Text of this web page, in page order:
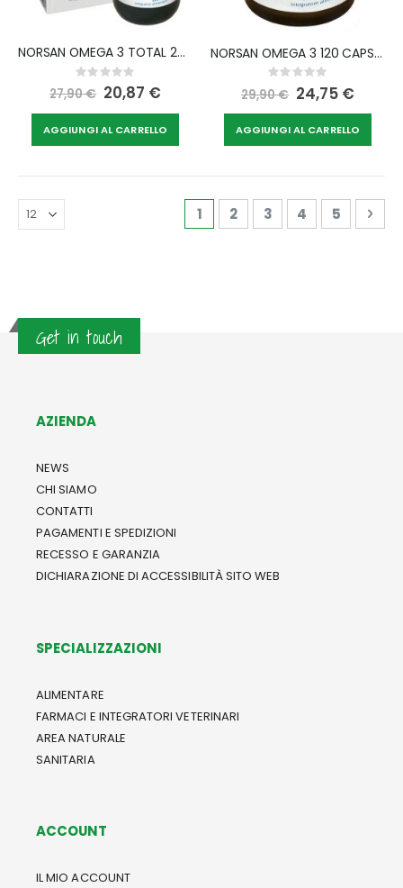
NORSAN OMEGA 3 TOTAL 200 ML GUSTO LIMONE
Rating:
0%
27,90 € Special
Price
20,87 €
AGGIUNGI AL CARRELLO
NORSAN OMEGA 3 120 CAPSULE
Rating:
0%
29,90 € Special
Price
24,75 €
AGGIUNGI AL CARRELLO
Pagina
Attualmente stai leggendo
1 Pagina
2 Pagina
3 Pagina
4 Pagina
5
Get in touch
AZIENDA
NEWS
CHI SIAMO
CONTATTI
PAGAMENTI E SPEDIZIONI
RECESSO E GARANZIA
DICHIARAZIONE DI ACCESSIBILITÀ SITO WEB
SPECIALIZZAZIONI
ALIMENTARE
FARMACI E INTEGRATORI VETERINARI
AREA NATURALE
SANITARIA
ACCOUNT
IL MIO ACCOUNT